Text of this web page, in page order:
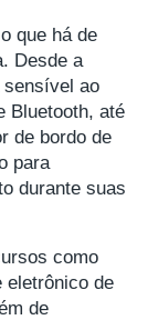
que há de
Desde a
sensível ao
Bluetooth, até
de bordo de
para
durante suas
como
eletrônico de
de